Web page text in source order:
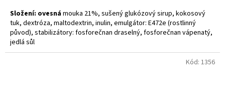
Složení: ovesnámouka 21%, sušený glukózový sirup, kokosový
tuk, dextróza, maltodextrin, inulin, emulgátor: E472e (rostlinný
původ), stabilizátory: fosforečnan draselný, fosforečnan vápenatý,
jedlá sůl
Kód: 1356